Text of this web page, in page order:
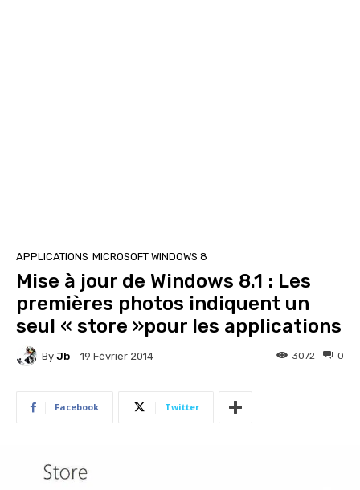
APPLICATIONS MICROSOFT WINDOWS 8
Mise à jour de Windows 8.1 : Les
premières photos indiquent un
seul « store »pour les applications
By Jb 19 Février 2014 0
3072
Facebook Twitter